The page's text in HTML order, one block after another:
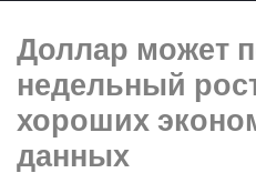
Доллар может
недельный
хороших
данных